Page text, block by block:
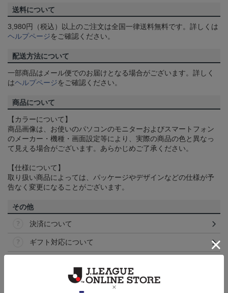
送料について
3,980円（税込）以上のご注文は全国一律送料無料です。詳しくは
ヘルプページをご確認ください。
配送方法について
一部商品はメール便でのお届けとなる場合がございます。詳しく
はヘルプページをご確認ください。
商品について
【カラーについて】
商品画像は、お使いのパソコンのモニターおよびスマートフォン
のメーカー・機種・画面設定等により、実際の商品の色と異なっ
て見える場合がございます。あらかじめご了承ください。
【仕様について】
取り扱い商品によっては、パッケージやデザインなどの仕様が予
告なく変更になることがございます。
その他
決済について
ギフト対応について